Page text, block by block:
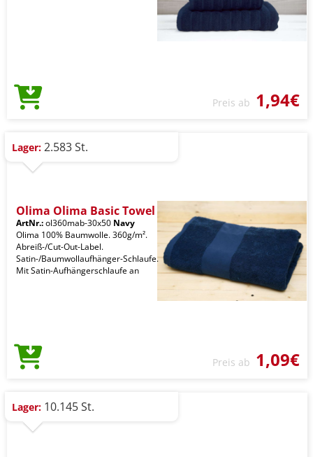
Preis ab 1,94€
Lager: 2.583 St.
Olima Olima Basic Towel
ArtNr.:ol360mab-30x50 Navy
Olima 100% Baumwolle. 360g/m².
Abreiß-/Cut-Out-Label.
Satin-/Baumwollaufhänger-Schlaufe.
Mit Satin-Aufhängerschlaufe an
Preis ab 1,09€
Lager: 10.145 St.